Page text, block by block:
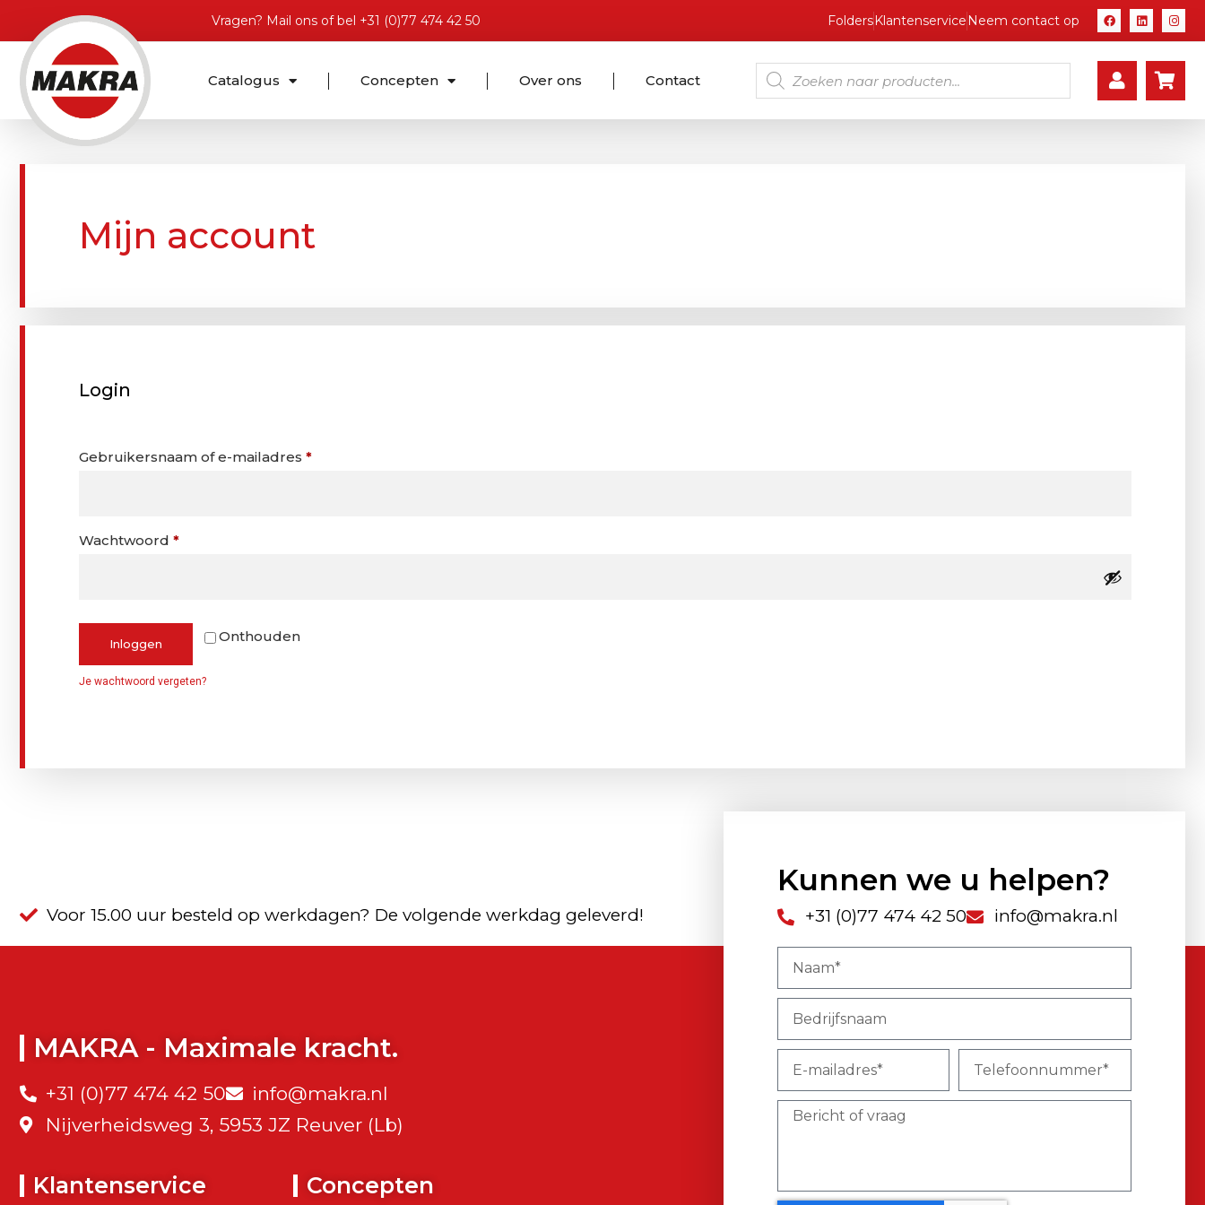
Vragen? Mail onsof bel +31 (0)77 474 42 50 FoldersKlantenservice Neem contact op
Catalogus Concepten Over ons Contact
Mijn account
Login
Gebruikersnaam of e-mailadres *
Wachtwoord *
Onthouden
Inloggen
Je wachtwoord vergeten?
Voor 15.00 uur besteld op werkdagen? De volgende werkdag geleverd!
MAKRA - Maximale kracht.
+31 (0)77 474 42 50
info@makra.nl
Nijverheidsweg 3, 5953 JZ Reuver (Lb)
Klantenservice Concepten
Kunnen we u helpen?
+31 (0)77 474 42 50 info@makra.nl